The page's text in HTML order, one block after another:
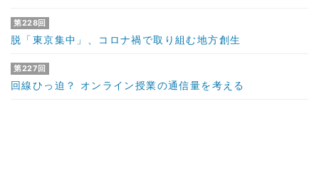
第228回
脱「東京集中」、コロナ禍で取り組む地方創生
第227回
回線ひっ迫？ オンライン授業の通信量を考える